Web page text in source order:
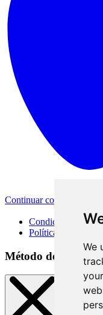
We
Continuar con Apple
Condiciones de uso
Política de
Método de inicio de